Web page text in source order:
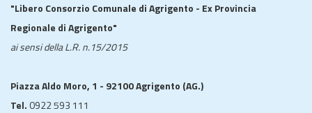
"Libero Consorzio Comunale di Agrigento - Ex Provincia
Regionale di Agrigento"
ai sensi della L.R. n.15/2015
Piazza Aldo Moro, 1 - 92100 Agrigento (AG.)
Tel. 0922 593 111